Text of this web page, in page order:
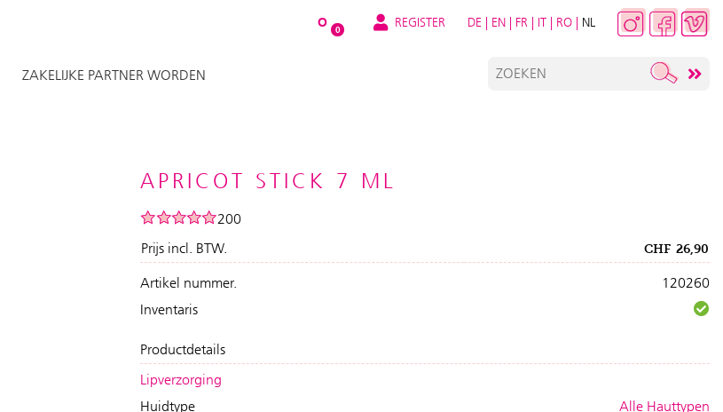
O 0 REGISTER DE | EN | FR | IT | RO | NL
ZAKELIJKE PARTNER WORDEN
APRICOT STICK 7 ML
200
Prijs incl. BTW.
CHF 26,90
Artikel nummer.
120260
Inventaris
Productdetails
Lipverzorging
Huidtype
Alle Hauttypen